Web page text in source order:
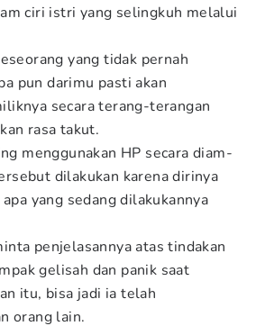
ciri istri yang selingkuh melalui
yang tidak pernah
pun darimu pasti akan
secara terang-terangan
rasa takut.
menggunakan HP secara diam-
dilakukan karena dirinya
yang sedang dilakukannya
penjelasannya atas tindakan
gelisah dan panik saat
itu, bisa jadi ia telah
orang lain.